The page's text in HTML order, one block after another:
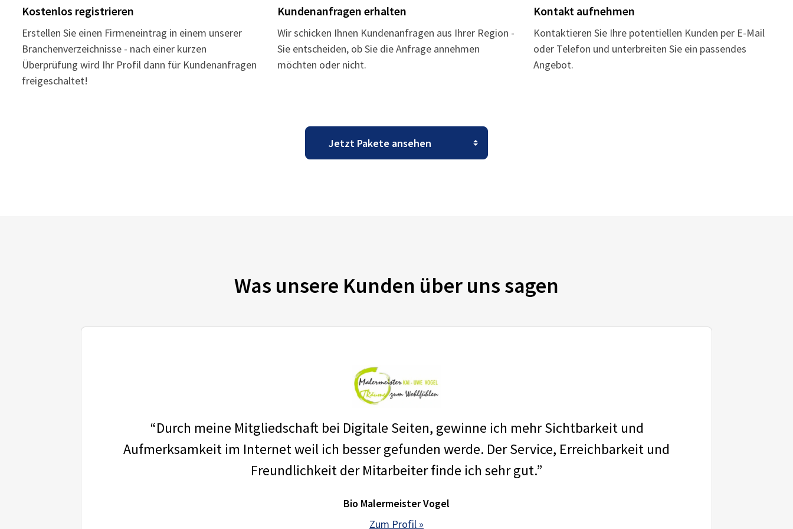
Kostenlos registrieren
Erstellen Sie einen Firmeneintrag in einem unserer
Branchenverzeichnisse - nach einer kurzen
Überprüfung wird Ihr Profil dann für Kundenanfragen
freigeschaltet!
Kundenanfragen erhalten
Wir schicken Ihnen Kundenanfragen aus Ihrer Region -
Sie entscheiden, ob Sie die Anfrage annehmen
möchten oder nicht.
Kontakt aufnehmen
Kontaktieren Sie Ihre potentiellen Kunden per E-Mail
oder Telefon und unterbreiten Sie ein passendes
Angebot.
Was unsere Kunden über uns sagen
“Durch meine Mitgliedschaft bei Digitale Seiten, gewinne ich mehr Sichtbarkeit und
Aufmerksamkeit im Internet weil ich besser gefunden werde. Der Service, Erreichbarkeit und
Freundlichkeit der Mitarbeiter finde ich sehr gut.”
Bio Malermeister Vogel
Zum Profil »